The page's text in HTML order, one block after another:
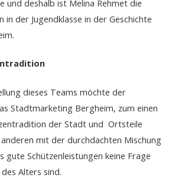
und deshalb ist Melina Rehmet die
der Jugendklasse in der Geschichte
dieses Teams möchte der
Stadtmarketing Bergheim, zum einen
der Stadt und Ortsteile
mit der durchdachten Mischung
gute Schützenleistungen keine Frage
Alters sind.